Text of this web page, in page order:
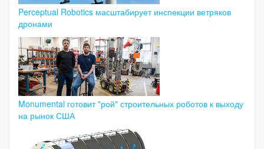
Perceptual Robotics масштабирует инспекции ветряков
дронами
Monumental готовит "рой" строительных роботов к выходу
на рынок США